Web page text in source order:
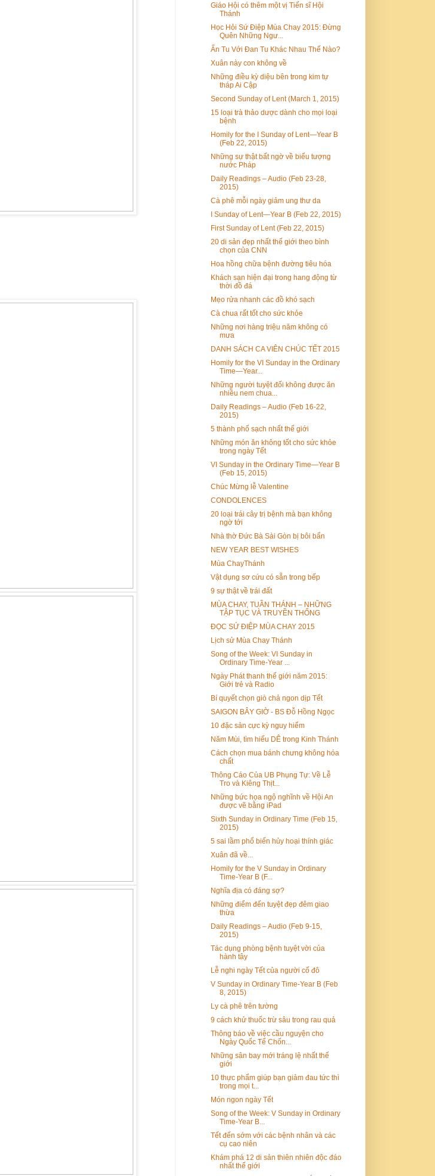
Giáo Hội có thêm một vị Tiến sĩ Hội
Thánh
Học Hỏi Sứ Điệp Mùa Chay 2015: Đừng
Quên Những Ngư...
Ẩn Tu Với Đan Tu Khác Nhau Thế Nào?
Xuân này con không về
Những điều kỳ diệu bên trong kim tự
tháp Ai Cập
Second Sunday of Lent (March 1, 2015)
15 loại trà thảo dược dành cho mọi loại
bệnh
Homily for the I Sunday of Lent—Year B
(Feb 22, 2015)
Những sự thật bất ngờ về biểu tượng
nước Pháp
Daily Readings – Audio (Feb 23-28,
2015)
Cà phê mỗi ngày giảm ung thư da
I Sunday of Lent—Year B (Feb 22, 2015)
First Sunday of Lent (Feb 22, 2015)
20 di sản đẹp nhất thế giới theo bình
chọn của CNN
Hoa hồng chữa bệnh đường tiêu hóa
Khách sạn hiện đại trong hang động từ
thời đồ đá
Mẹo rửa nhanh các đồ khó sạch
Cà chua rất tốt cho sức khỏe
Những nơi hàng triệu năm không có
mưa
DANH SÁCH CA VIÊN CHÚC TẾT 2015
Homily for the VI Sunday in the Ordinary
Time—Year...
Những người tuyệt đối không được ăn
nhiều nem chua...
Daily Readings – Audio (Feb 16-22,
2015)
5 thành phố sạch nhất thế giới
Những món ăn không tốt cho sức khỏe
trong ngày Tết
VI Sunday in the Ordinary Time—Year B
(Feb 15, 2015)
Chúc Mừng lễ Valentine
CONDOLENCES
20 loại trái cây trị bệnh mà bạn không
ngờ tới
Nhà thờ Đức Bà Sài Gòn bị bôi bẩn
NEW YEAR BEST WISHES
Mùa ChayThánh
Vật dụng sơ cứu có sẵn trong bếp
9 sự thật về trái đất
MÙA CHAY, TUẦN THÁNH – NHỮNG
TẬP TỤC VÀ TRUYỀN THỐNG
ĐỌC SỨ ĐIỆP MÙA CHAY 2015
Lịch sử Mùa Chay Thánh
Song of the Week: VI Sunday in
Ordinary Time-Year ...
Ngày Phát thanh thế giới năm 2015:
Giới trẻ và Radio
Bí quyết chọn giò chả ngon dịp Tết
SAIGON BÂY GIỜ - BS Đỗ Hồng Ngọc
10 đặc sản cực kỳ nguy hiểm
Năm Mùi, tìm hiểu DÊ trong Kinh Thánh
Cách chọn mua bánh chưng không hóa
chất
Thông Cáo Của UB Phụng Tự: Về Lễ
Tro và Kiêng Thịt...
Những bức họa ngộ nghĩnh về Hội An
được vẽ bằng iPad
Sixth Sunday in Ordinary Time (Feb 15,
2015)
5 sai lầm phổ biến hủy hoại thính giác
Xuân đã về...
Homily for the V Sunday in Ordinary
Time-Year B (F...
Nghĩa địa có đáng sợ?
Những điểm đến tuyệt đẹp đêm giao
thừa
Daily Readings – Audio (Feb 9-15,
2015)
Tác dụng phòng bệnh tuyệt vời của
hành tây
Lễ nghi ngày Tết của người cố đô
V Sunday in Ordinary Time-Year B (Feb
8, 2015)
Ly cà phê trên tường
9 cách khử thuốc trừ sâu trong rau quả
Thông báo về việc cầu nguyện cho
Ngày Quốc Tế Chốn...
Những sân bay mới tráng lệ nhất thế
giới
10 thực phẩm giúp bạn giảm đau tức thì
trong mọi t...
Món ngon ngày Tết
Song of the Week: V Sunday in Ordinary
Time-Year B...
Tết đến sớm với các bệnh nhân và các
cụ cao niên
Khám phá 12 di sản thiên nhiên độc đáo
nhất thế giới